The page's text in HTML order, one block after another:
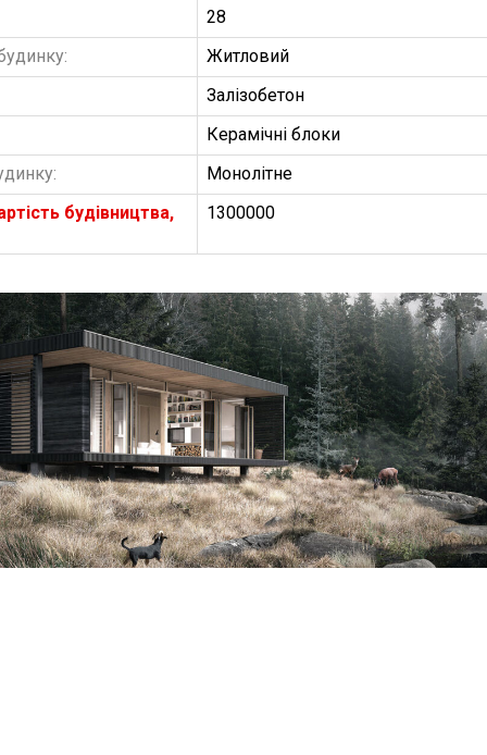
28
Житловий
Залізобетон
Керамічні блоки
Монолітне
будівництва,
1300000
БУДІВНИЦТВО БУДИНКІВ
З
АББ”ТВІЙ ПРОЕКТ”
Замовити будівництво